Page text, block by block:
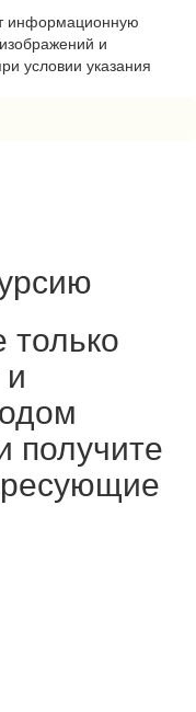
информационную
и
условии указания
только
получите